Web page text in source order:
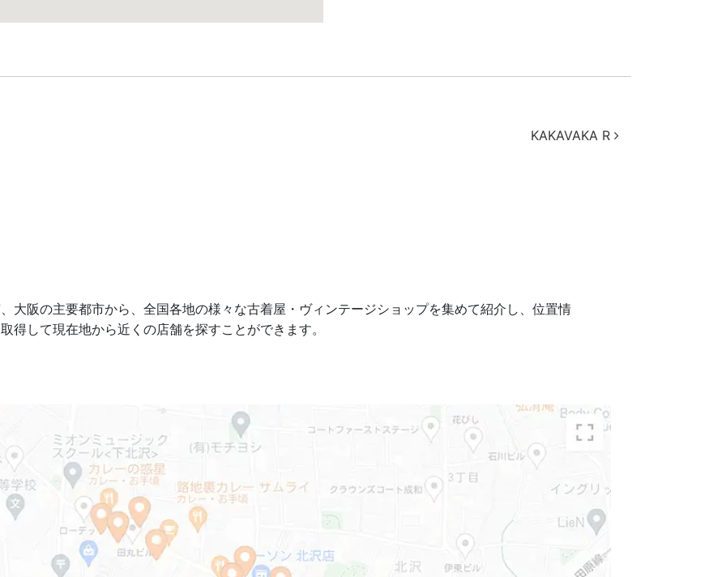
KAKAVAKA R
大阪の主要都市から、全国各地の様々な古着屋・ヴィンテージショップを集めて紹介し、位置情
得して現在地から近くの店舗を探すことができます。